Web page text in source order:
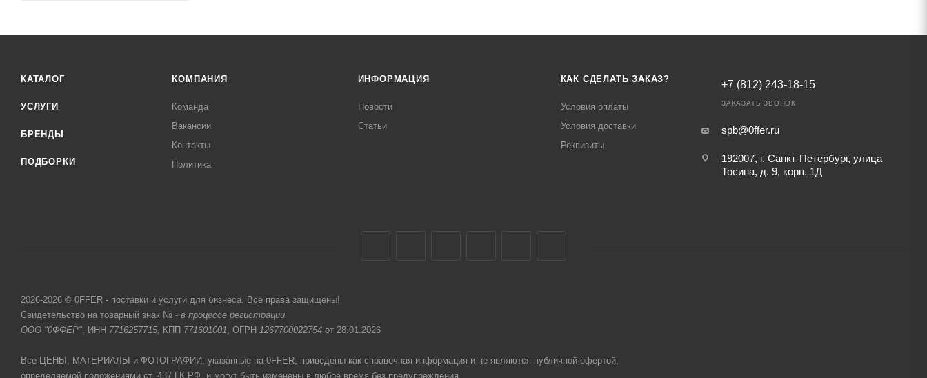
КАТАЛОГ
УСЛУГИ
БРЕНДЫ
ПОДБОРКИ
КОМПАНИЯ
Команда
Вакансии
Контакты
Политика
ИНФОРМАЦИЯ
Новости
Статьи
КАК СДЕЛАТЬ ЗАКАЗ?
Условия оплаты
Условия доставки
Реквизиты
+7 (812) 243-18-15
ЗАКАЗАТЬ ЗВОНОК
spb@0ffer.ru
192007, г. Санкт-Петербург, улица
Тосина, д. 9, корп. 1Д
2026-2026 © 0FFER - поставки и услуги для бизнеса. Все права защищены!
Свидетельство на товарный знак № - в процессе регистрации
ООО "0ФФЕР", ИНН 7716257715, КПП 771601001, ОГРН 1267700022754 от 28.01.2026
Все ЦЕНЫ, МАТЕРИАЛЫ и ФОТОГРАФИИ, указанные на 0FFER, приведены как справочная информация и не являются публичной офертой,
определяемой положениями ст. 437 ГК РФ, и могут быть изменены в любое время без предупреждения.